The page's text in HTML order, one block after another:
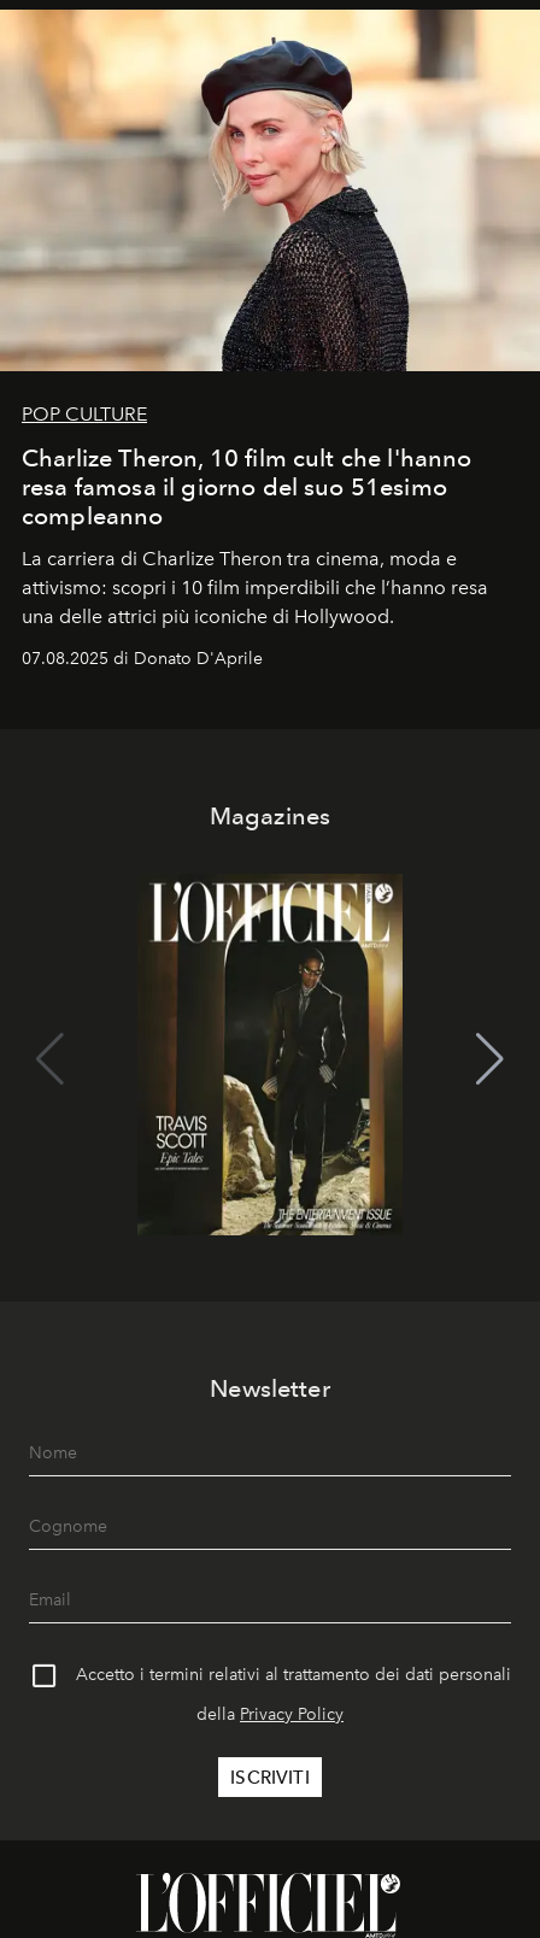
POP CULTURE
Charlize Theron, 10 film cult che l'hanno
resa famosa il giorno del suo 51esimo
compleanno
La carriera di Charlize Theron tra cinema, moda e
attivismo: scopri i 10 film imperdibili che l’hanno resa
una delle attrici più iconiche di Hollywood.
07.08.2025 di Donato D'Aprile
Magazines
Newsletter
Accetto i termini relativi al trattamento dei dati personali
della Privacy Policy